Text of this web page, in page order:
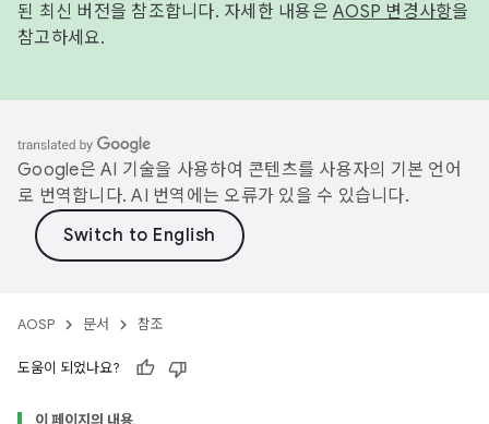
된 최신 버전을 참조합니다. 자세한 내용은 AOSP 변경사항을
참고하세요.
Google은 AI 기술을 사용하여 콘텐츠를 사용자의 기본 언어
로 번역합니다. AI 번역에는 오류가 있을 수 있습니다.
AOSP 문서 참조
도움이 되었나요?
이 페이지의 내용